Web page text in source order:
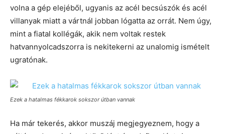
volna a gép elejéből, ugyanis az acél becsúszók és acél
villanyak miatt a vártnál jobban lógatta az orrát. Nem úgy,
mint a fiatal kollégák, akik nem voltak restek
hatvannyolcadszorra is nekitekerni az unalomig ismételt
ugratónak.
Ezek a hatalmas fékkarok sokszor útban vannak
Ha már tekerés, akkor muszáj megjegyeznem, hogy a